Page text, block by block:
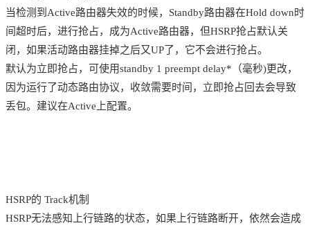
当检测到Active路由器失效的时候，Standby路由器在Hold down时
间超时后，进行抢占，成为Active路由器，但HSRP抢占默认关
闭，如果活动路由器挂掉之后又UP了，它不会进行抢占。
默认为立即抢占，可使用standby 1 preempt delay*（毫秒)更改，
因为运行了动态路由协议，收敛需要时间，立即抢占回去会导致
丢包。建议在Active上配置。
HSRP的 Track机制
HSRP无法感知上行链路的状态，如果上行链路断开，依然会造成